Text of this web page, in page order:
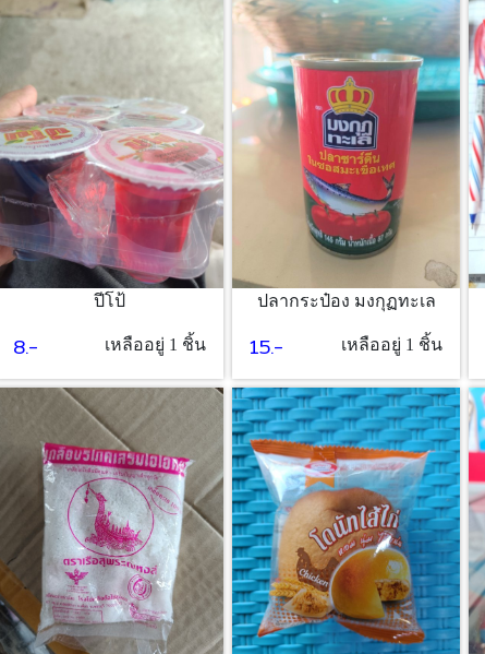
ปีโป้
8.- เหลืออยู่ 1 ชิ้น
ปลากระป๋อง มงกุฏทะเล
15.- เหลืออยู่ 1 ชิ้น